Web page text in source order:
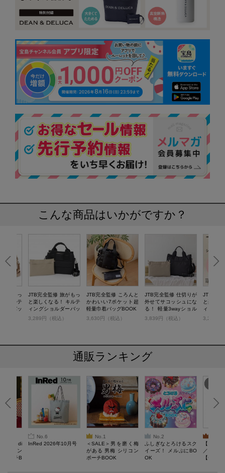
こんな商品はいかがですか？
がもっ
キルテ
ーバッ
JTB完全監修 旅がもっ
と楽しくなる！ キルテ
ィングショルダーバッ
グBOOK BLACK
3,289円（税込）
JTB完全監修 ころんと
かわいい7ポケット超
軽量巾着バッグBOOK
3,630円（税込）
JTB完全監修 仕切りが
外せてサコッシュにな
る！ 軽量3wayショル
ダーバッグBOOK
3,839円（税込）
JTB完全
と楽しく
ィング
グBOOK
3,289円
通販ランキング
di
ティン
ポーチB
No.6
InRed 2026年10月号
No.1
＜SALE＞男を磨く梅
がある 男梅 シリコン
ポーチBOOK
No.2
ふしぎなとろけるスク
イーズ！ メルぷにBO
OK
【
／Lサイ
【一般
ウェア